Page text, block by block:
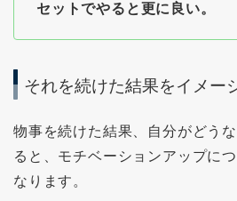
セットでやると更に良い。
それを続けた結果をイメー
物事を続けた結果、自分がどう
ると、モチベーションアップに
なります。